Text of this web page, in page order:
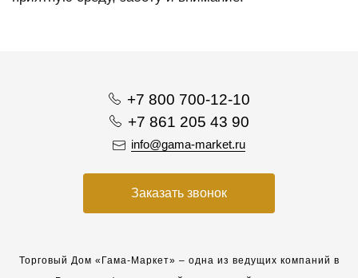
+7 800 700-12-10
+7 861 205 43 90
info@gama-market.ru
Заказать звонок
Торговый Дом «Гама-Маркет» – одна из ведущих компаний в